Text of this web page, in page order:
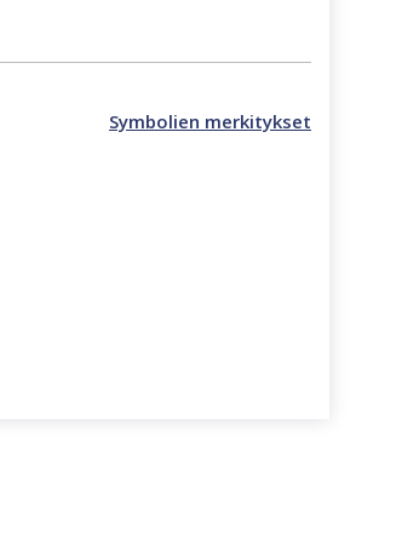
Symbolien merkitykset